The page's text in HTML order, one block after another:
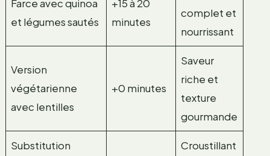
Farce avec quinoa
et légumes sautés
+15 à 20
minutes
complet et
nourrissant
Version
végétarienne
avec lentilles
+0 minutes
Saveur
riche et
texture
gourmande
Substitution
Croustillant